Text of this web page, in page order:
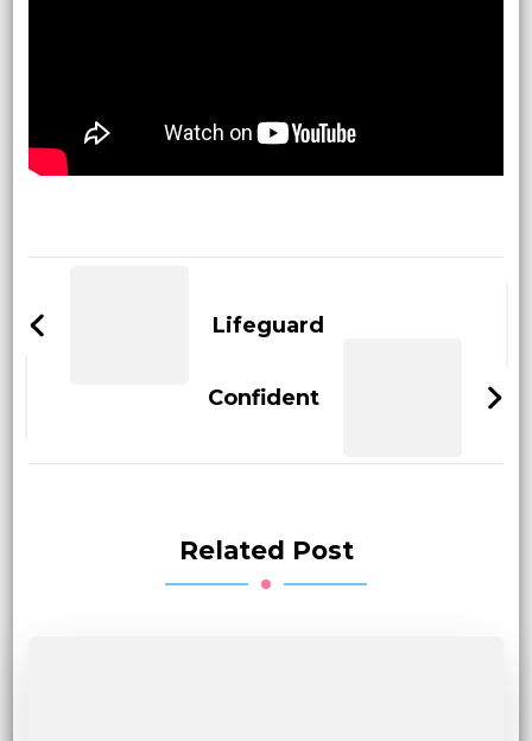
NavigationLifeguard
Confident
Related Post